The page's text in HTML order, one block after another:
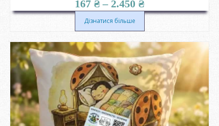
167 ₴ – 2.450 ₴Діапазон
цін:
від
до
2.450 ₴
Дізнатися більше